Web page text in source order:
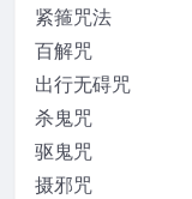
紧箍咒法
百解咒
出行无碍咒
杀鬼咒
驱鬼咒
摄邪咒